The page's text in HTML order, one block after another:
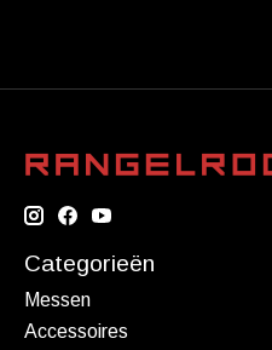
Categorieën
Messen
Accessoires